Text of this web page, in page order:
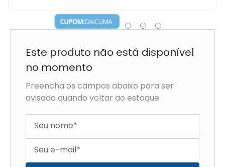
Este produto não está disponível no
momento
Preencha os campos abaixo para ser avisado quando
voltar ao estoque